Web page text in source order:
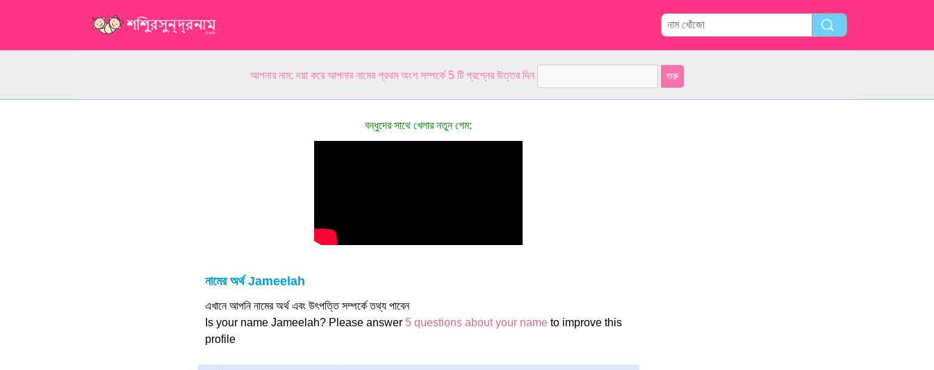
আপনার নাম: দয়া করে আপনার নামের প্রথম অংশ সম্পর্কে 5 টি প্রশ্নের উত্তর দিন
বন্ধুদের সাথে খেলার নতুন গেম:
নামের অর্থ Jameelah
এখানে আপনি নামের অর্থ এবং উৎপত্তি সম্পর্কে তথ্য পাবেন
Is your name Jameelah? Please answer 5 questions about your nameto improve this
profile